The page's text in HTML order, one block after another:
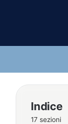
Indice
17 sezioni